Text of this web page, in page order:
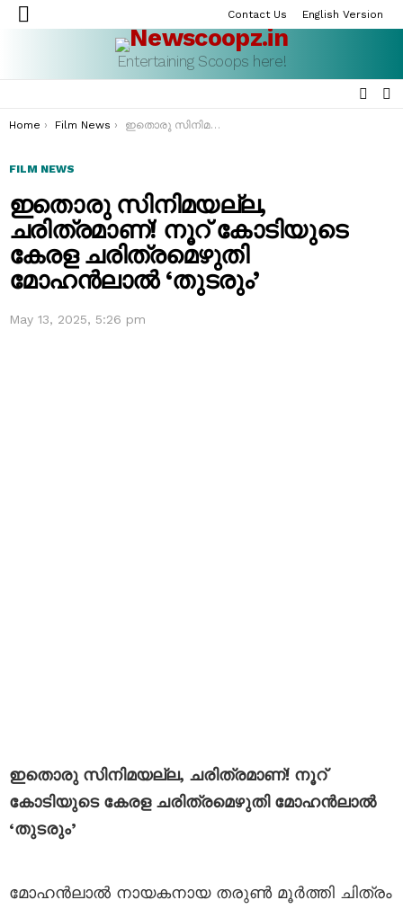
Menu
Contact Us English Version
Entertaining Scoops here!
You are here:
Home Film News ഇതൊരു സിനിമയല്ല, ചരിത്രമാണ്! നൂറ് കോടിയുടെ കേരള ചരിത്രമെഴുതി മോഹൻലാൽ ‘തുടരും’
FILM NEWS
ഇതൊരു സിനിമയല്ല,
ചരിത്രമാണ്! നൂറ് കോടിയുടെ
കേരള ചരിത്രമെഴുതി
മോഹൻലാൽ ‘തുടരും’
May 13, 2025, 5:26 pm
ഇതൊരു സിനിമയല്ല, ചരിത്രമാണ്! നൂറ്
കോടിയുടെ കേരള ചരിത്രമെഴുതി മോഹൻലാൽ
‘തുടരും’
മോഹൻലാൽ നായകനായ തരുൺ മൂർത്തി ചിത്രം